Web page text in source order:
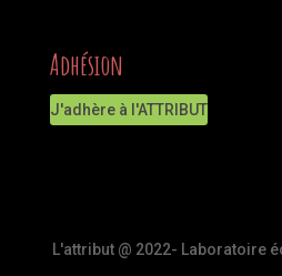
Adhésion
J'adhère à l'ATTRIBUT
L'attribut @ 2022- Laboratoire